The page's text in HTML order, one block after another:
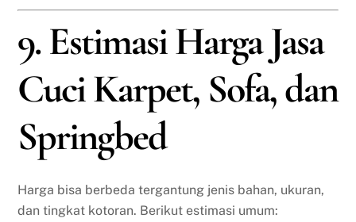
9. Estimasi Harga Jasa
Cuci Karpet, Sofa, dan
Springbed
Harga bisa berbeda tergantung jenis bahan, ukuran,
dan tingkat kotoran. Berikut estimasi umum: